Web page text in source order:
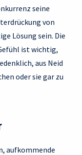
seine
von
Lösung sein. Die
ist wichtig,
aus Neid
oder sie gar zu
aufkommende